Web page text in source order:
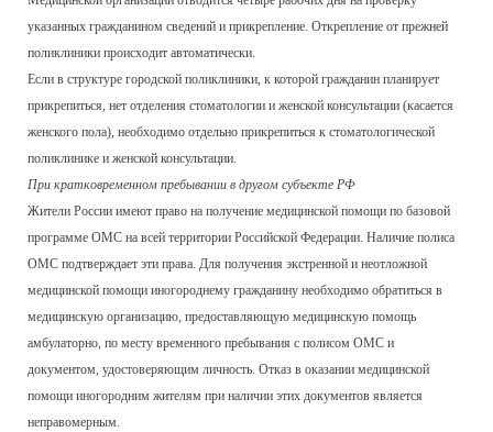
указанных гражданином сведений и прикрепление. Открепление от прежней
поликлиники происходит автоматически.
Если в структуре городской поликлиники, к которой гражданин планирует
прикрепиться, нет отделения стоматологии и женской консультации (касается
женского пола), необходимо отдельно прикрепиться к стоматологической
поликлинике и женской консультации.
При кратковременном пребывании в другом субъекте РФ
Жители России имеют право на получение медицинской помощи по базовой
программе ОМС на всей территории Российской Федерации. Наличие полиса
ОМС подтверждает эти права. Для получения экстренной и неотложной
медицинской помощи иногороднему гражданину необходимо обратиться в
медицинскую организацию, предоставляющую медицинскую помощь
амбулаторно, по месту временного пребывания с полисом ОМС и
документом, удостоверяющим личность. Отказ в оказании медицинской
помощи иногородним жителям при наличии этих документов является
неправомерным.